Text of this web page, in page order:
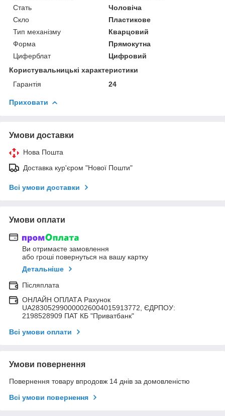
Стать
Чоловіча
Скло
Пластикове
Тип механізму
Кварцовий
Форма
Прямокутна
Циферблат
Цифровий
Користувальницькі характеристики
Гарантія
24
Приховати
Умови доставки
Нова Пошта
Доставка кур'єром "Нової Пошти"
Всі умови доставки
Умови оплати
Ви отримаєте замовлення
або гроші повернуться на вашу картку
Детальніше
Післяплата
ОНЛАЙН ОПЛАТА Рахунок
UA283052990000026004015913772, ЄДРПОУ:
2198528909 ПАТ КБ "Приватбанк"
Всі умови оплати
Умови повернення
Повернення товару впродовж 14 днів за домовленістю
Всі умови повернення